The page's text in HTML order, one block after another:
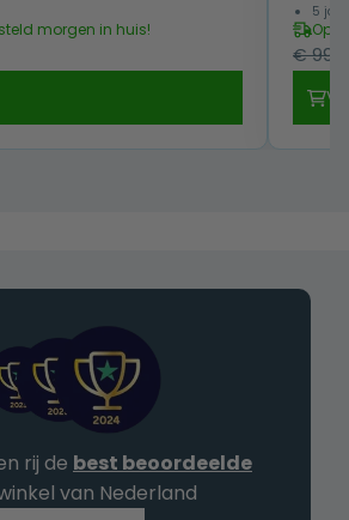
morgen in huis!
65,00.
5
Op
€
rij de best beoordeelde
van Nederland